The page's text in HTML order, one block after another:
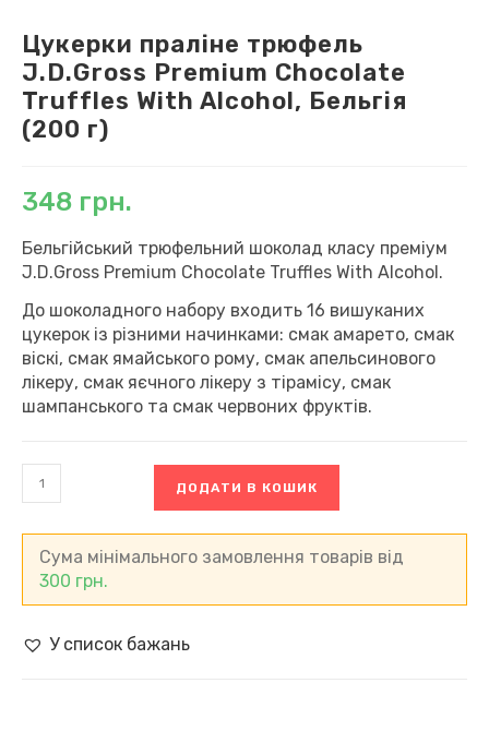
Цукерки праліне трюфель
J.D.Gross Premium Chocolate
Truffles With Alcohol, Бельгія
(200 г)
348 грн.
Бельгійський трюфельний шоколад класу преміум
J.D.Gross Premium Chocolate Truffles With Alcohol.
До шоколадного набору входить 16 вишуканих
цукерок із різними начинками: смак амарето, смак
віскі, смак ямайського рому, смак апельсинового
лікеру, смак яєчного лікеру з тірамісу, смак
шампанського та смак червоних фруктів.
праліне
J.D.Gross
Premium
Chocolate
Alcohol,
ДОДАТИ В КОШИК
Сума мінімального замовлення товарів від
300 грн.
У список бажань